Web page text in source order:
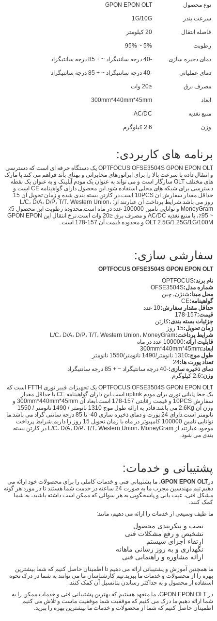
نوع محصول
GPON EPON OLT
سرعت بندر
1G/10G
فاصله انتقال
20 کیلومتر
رطوبت
5% ~ 95%
دمای ذخیره سازی
-40 درجه سانتیگراد ~ + 85 درجه سانتیگراد
دمای عملیاتی
-40 درجه سانتیگراد ~ + 85 درجه سانتیگراد
مصرف برق
≤20 وات
ابعاد
300mm*440mm*45mm
منبع تغذیه
AC/DC
وزن
2.6 کیلوگرم
برنامه های کاربردی:
OPTFOCUS OFSE3504S GPON EPON OLT یک دستگاه حرفه ای است که دسترسی
و انتقال داده با سرعت بالا را برای اپراتورهای مخابراتی و پهنای باند فراهم می کند.با مارک
های مختلف OLT سازگار است و می تواند به عنوان یک مودم آپلینک و به عنوان یک نقطه
دسترسی برای شبکه های محلی استفاده شود.این محصول دارای گواهینامه CE است و
حداقل مقدار سفارش آن 10PCS است.در کارتن بسته بندی شده و زمان تحویل آن 15
روز می باشد.شرایط پرداخت آن عبارتند از: L/C، D/A، D/P، T/T، Western Union،
MoneyGram و توانایی تامین 100000 عدد در ماه است.محدوده رطوبت این محصول 5٪
~ 95٪، با منبع تغذیه AC/DC و مصرف برق ≤20 وات است.نرخ انتقال این GPON EPON
OLT 2.5G/1.25G/1G/100M و محدوده قیمت آن 157-178 است.
سفارشی سازی:
OPTFOCUS OFSE3504S GPON EPON OLT
نام برند:OPTFOCUS
شماره مدل:OFSE3504S
محل مبدا:شنژن، چین
گواهینامه:CE
حداقل مقدار سفارش:10 عدد
قیمت:157-178
جزئیات بسته بندی:کارتن
زمان تحویل:15 روز
شرایط پرداخت:L/C، D/A، D/P، T/T، Western Union، MoneyGram
قابلیت ارائه:100000 عدد در ماه
ابعاد:300mm*440mm*45mm
طول موج:1310 نانومتر/1490 نانومتر/1550 نانومتر
تعداد پورت ها:24
دمای ذخیره سازی:-40 درجه سانتیگراد ~ + 85 درجه سانتیگراد
وزن:2.6 کیلوگرم
OPTFOCUS OFSE3504S GPON EPON OLT یک تجهیزات فیبر نوری FTTH است که
یک خط پایانی نوری برای مودم uplink است.این دارای گواهینامه CE با حداقل مقدار
سفارش 10PCS و قیمت رقابتی 157-178 است.ابعاد آن 300mm*440mm*45mm و
وزن آن 2.6Kg می باشد.قادر به ارائه طول موج 1310 نانومتر / 1490 نانومتر / 1550
نانومتر است.دارای 24 پورت و دمای ذخیره سازی 40- تا 85 درجه سانتی گراد می باشد.ما
توانایی تامین 100000 کامپیوتر در ماه با زمان تحویل 15 روز را داریم.شرایط پرداخت
موجود عبارتند از L/C، D/A، D/P، T/T، Western Union، MoneyGram.در کارتن بسته
بندی می شود.
پشتیبانی و خدمات:
درGPON EPON OLT، ما پشتیبانی فنی و خدمات کاملی را برای محصولات خود ارائه می
دهیم.تیم مهندسین مجرب ما به صورت 24 ساعته در خدمت شما هستند تا در مورد هر گونه
مشکل فنی، عیب یابی و پاسخگویی به هر سوالی که ممکن است داشته باشید، به شما
کمک کنند.
ما طیف وسیعی از خدمات را ارائه می دهیم، مانند:
نصب و پیکربندی محصول
تشخیص و رفع مشکلات فنی
ارتقاء اجزای سیستم
نگهداری و به روز رسانی ماهانه
ارائه مشاوره و راهنمایی فنی
ما همچنین آموزش و پشتیبانی ارائه می دهیم تا اطمینان حاصل کنیم که شما بیشترین
بهره را از محصولات و خدمات ما ببرید.تیم کارشناسان ما می توانند به شما در درک نحوه
استفاده از محصول و به حداکثر رساندن پتانسیل آن کمک کنند.
در GPON EPON OLT، ما متعهد هستیم که بهترین پشتیبانی فنی و خدمات ممکن را به
شما ارائه دهیم.ما درک می کنیم که موفقیت شما موفقیت ماست و تلاش می کنیم
اطمینان حاصل کنیم که شما از محصولات و خدمات ما بیشترین بهره را ببرید.